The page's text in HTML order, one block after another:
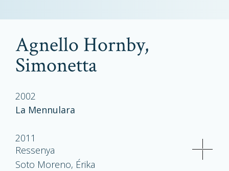
Agnello Hornby,
Simonetta
2002
La Mennulara
2011
Ressenya
Soto Moreno, Érika